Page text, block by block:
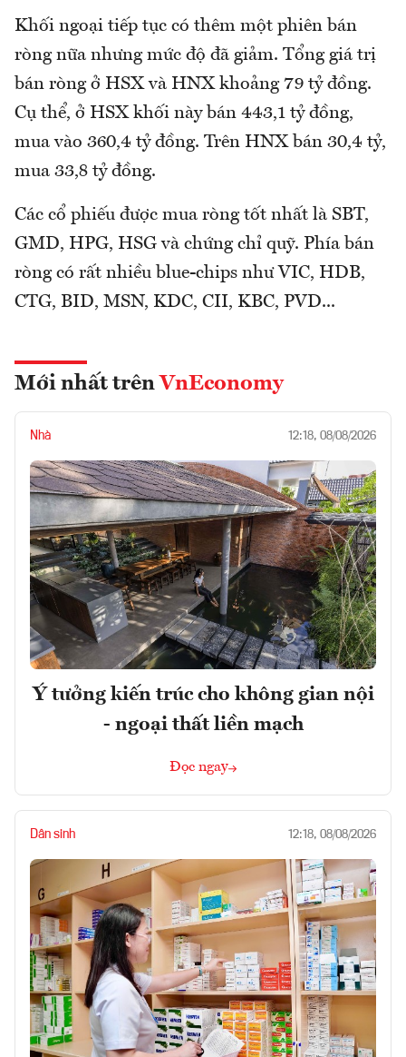
Khối ngoại tiếp tục có thêm một phiên bán
ròng nữa nhưng mức độ đã giảm. Tổng giá trị
bán ròng ở HSX và HNX khoảng 79 tỷ đồng.
Cụ thể, ở HSX khối này bán 443,1 tỷ đồng,
mua vào 360,4 tỷ đồng. Trên HNX bán 30,4 tỷ,
mua 33,8 tỷ đồng.
Các cổ phiếu được mua ròng tốt nhất là SBT,
GMD, HPG, HSG và chứng chỉ quỹ. Phía bán
ròng có rất nhiều blue-chips như VIC, HDB,
CTG, BID, MSN, KDC, CII, KBC, PVD...
Mới nhất trên VnEconomy
Nhà 12:18, 08/08/2026
Ý tưởng kiến trúc cho không gian nội
- ngoại thất liền mạch
Đọc ngay
Dân sinh 12:18, 08/08/2026